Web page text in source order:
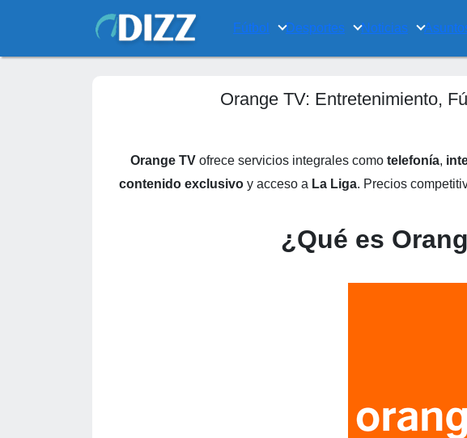
Fútbol Desportes Noticias
Orange TV: Entretenimiento,
Orange TVofrece servicios integrales como telefonía,
contenido exclusivo y acceso a La Liga. Precios
¿Qué es